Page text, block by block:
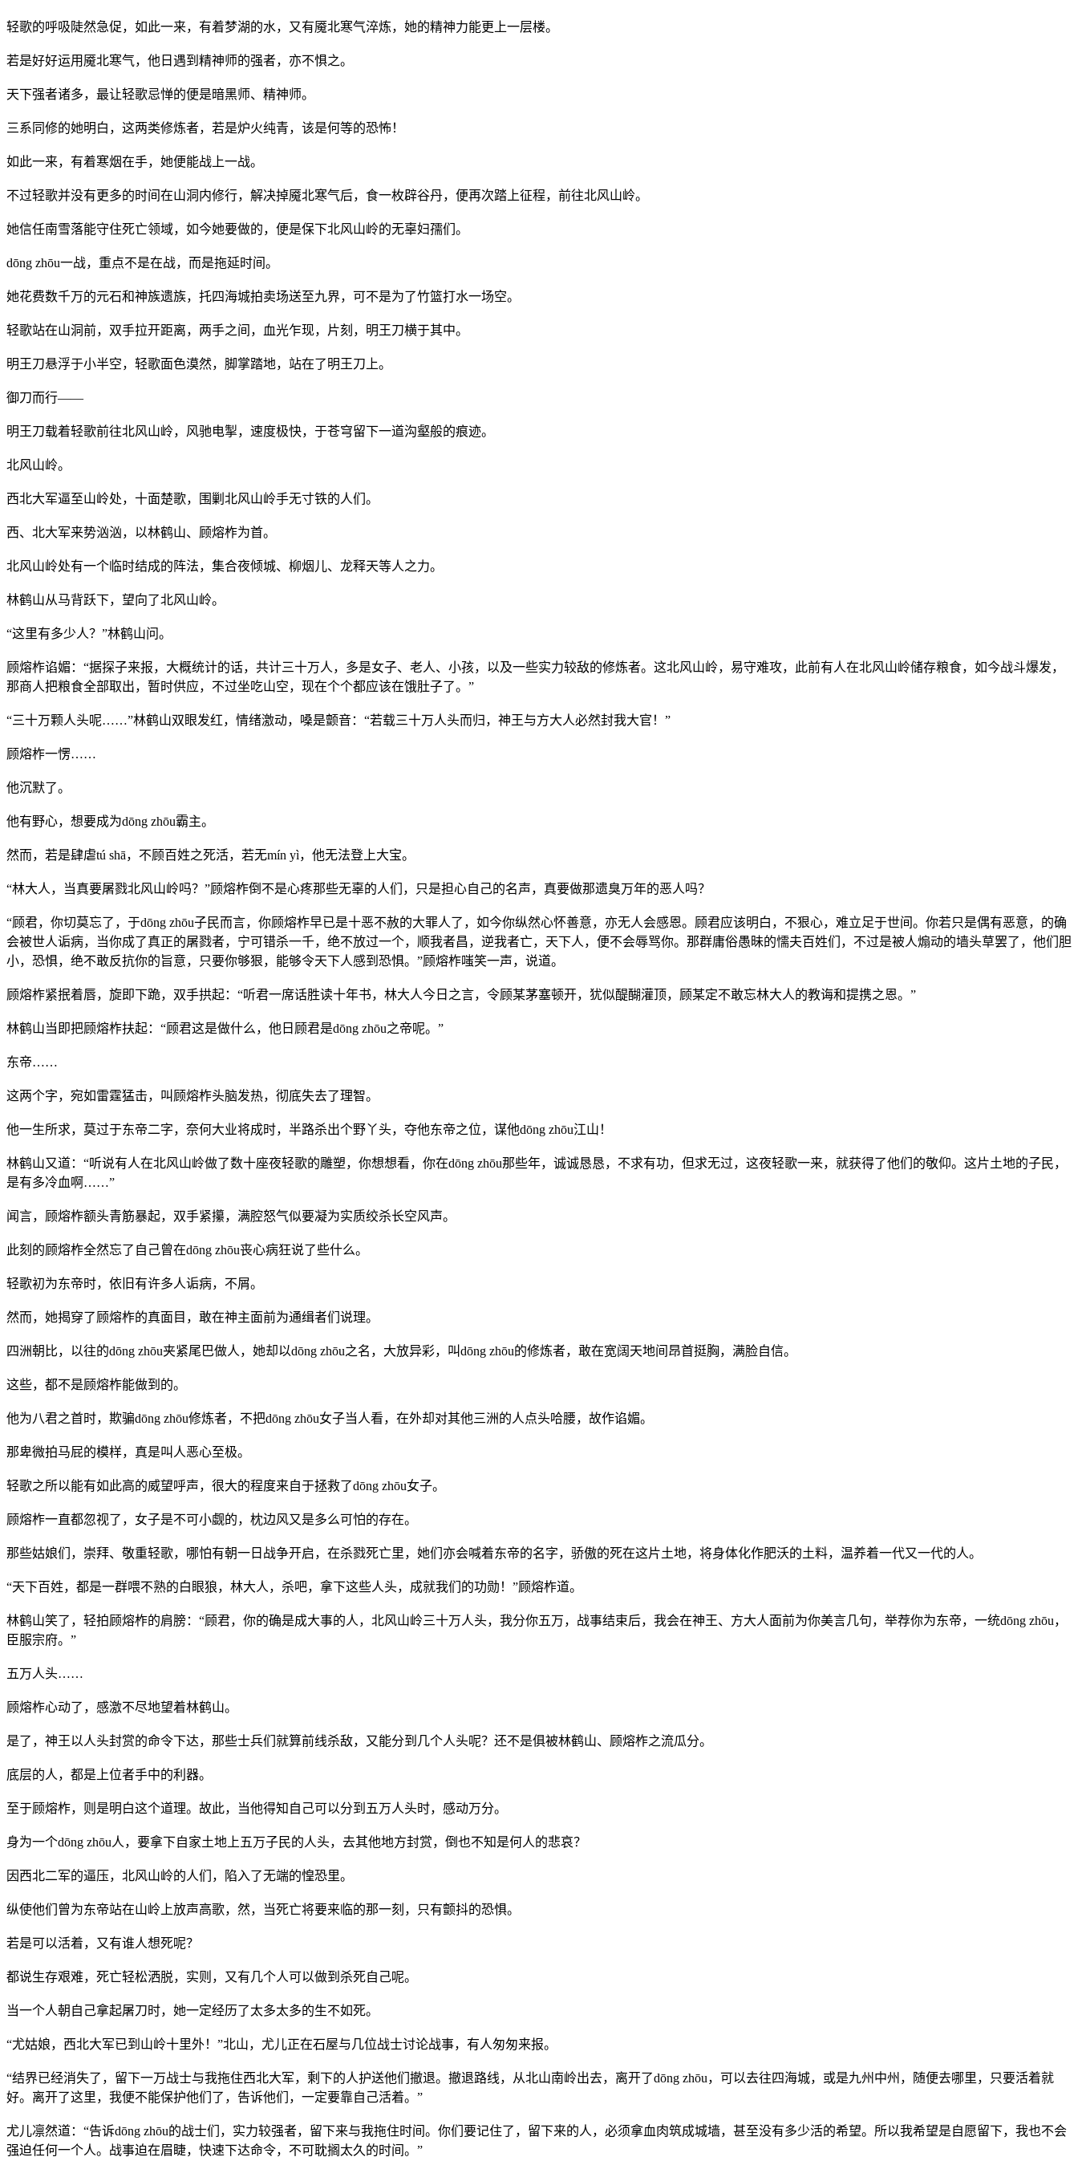
轻歌的呼吸陡然急促，如此一来，有着梦湖的水，又有魇北寒气淬炼，她的精神力能更上一层楼。
若是好好运用魇北寒气，他日遇到精神师的强者，亦不惧之。
天下强者诸多，最让轻歌忌惮的便是暗黑师、精神师。
三系同修的她明白，这两类修炼者，若是炉火纯青，该是何等的恐怖！
如此一来，有着寒烟在手，她便能战上一战。
不过轻歌并没有更多的时间在山洞内修行，解决掉魇北寒气后，食一枚辟谷丹，便再次踏上征程，前往北风山岭。
她信任南雪落能守住死亡领域，如今她要做的，便是保下北风山岭的无辜妇孺们。
dōng zhōu一战，重点不是在战，而是拖延时间。
她花费数千万的元石和神族遗族，托四海城拍卖场送至九界，可不是为了竹篮打水一场空。
轻歌站在山洞前，双手拉开距离，两手之间，血光乍现，片刻，明王刀横于其中。
明王刀悬浮于小半空，轻歌面色漠然，脚掌踏地，站在了明王刀上。
御刀而行——
明王刀载着轻歌前往北风山岭，风驰电掣，速度极快，于苍穹留下一道沟壑般的痕迹。
北风山岭。
西北大军逼至山岭处，十面楚歌，围剿北风山岭手无寸铁的人们。
西、北大军来势汹汹，以林鹤山、顾熔柞为首。
北风山岭处有一个临时结成的阵法，集合夜倾城、柳烟儿、龙释天等人之力。
林鹤山从马背跃下，望向了北风山岭。
“这里有多少人？”林鹤山问。
顾熔柞谄媚：“据探子来报，大概统计的话，共计三十万人，多是女子、老人、小孩，以及一些实力较敌的修炼者。这北风山岭，易守难攻，此前有人在北风山岭储存粮食，如今战斗爆发，
那商人把粮食全部取出，暂时供应，不过坐吃山空，现在个个都应该在饿肚子了。”
“三十万颗人头呢……”林鹤山双眼发红，情绪激动，嗓是颤音：“若载三十万人头而归，神王与方大人必然封我大官！”
顾熔柞一愣……
他沉默了。
他有野心，想要成为dōng zhōu霸主。
然而，若是肆虐tú shā，不顾百姓之死活，若无mín yì，他无法登上大宝。
“林大人，当真要屠戮北风山岭吗？”顾熔柞倒不是心疼那些无辜的人们，只是担心自己的名声，真要做那遗臭万年的恶人吗？
“顾君，你切莫忘了，于dōng zhōu子民而言，你顾熔柞早已是十恶不赦的大罪人了，如今你纵然心怀善意，亦无人会感恩。顾君应该明白，不狠心，难立足于世间。你若只是偶有恶意，的确
会被世人诟病，当你成了真正的屠戮者，宁可错杀一千，绝不放过一个，顺我者昌，逆我者亡，天下人，便不会辱骂你。那群庸俗愚昧的懦夫百姓们，不过是被人煽动的墙头草罢了，他们胆
小，恐惧，绝不敢反抗你的旨意，只要你够狠，能够令天下人感到恐惧。”顾熔柞嗤笑一声，说道。
顾熔柞紧抿着唇，旋即下跪，双手拱起：“听君一席话胜读十年书，林大人今日之言，令顾某茅塞顿开，犹似醍醐灌顶，顾某定不敢忘林大人的教诲和提携之恩。”
林鹤山当即把顾熔柞扶起：“顾君这是做什么，他日顾君是dōng zhōu之帝呢。”
东帝……
这两个字，宛如雷霆猛击，叫顾熔柞头脑发热，彻底失去了理智。
他一生所求，莫过于东帝二字，奈何大业将成时，半路杀出个野丫头，夺他东帝之位，谋他dōng zhōu江山！
林鹤山又道：“听说有人在北风山岭做了数十座夜轻歌的雕塑，你想想看，你在dōng zhōu那些年，诚诚恳恳，不求有功，但求无过，这夜轻歌一来，就获得了他们的敬仰。这片土地的子民，
是有多冷血啊……”
闻言，顾熔柞额头青筋暴起，双手紧攥，满腔怒气似要凝为实质绞杀长空风声。
此刻的顾熔柞全然忘了自己曾在dōng zhōu丧心病狂说了些什么。
轻歌初为东帝时，依旧有许多人诟病，不屑。
然而，她揭穿了顾熔柞的真面目，敢在神主面前为通缉者们说理。
四洲朝比，以往的dōng zhōu夹紧尾巴做人，她却以dōng zhōu之名，大放异彩，叫dōng zhōu的修炼者，敢在宽阔天地间昂首挺胸，满脸自信。
这些，都不是顾熔柞能做到的。
他为八君之首时，欺骗dōng zhōu修炼者，不把dōng zhōu女子当人看，在外却对其他三洲的人点头哈腰，故作谄媚。
那卑微拍马屁的模样，真是叫人恶心至极。
轻歌之所以能有如此高的威望呼声，很大的程度来自于拯救了dōng zhōu女子。
顾熔柞一直都忽视了，女子是不可小觑的，枕边风又是多么可怕的存在。
那些姑娘们，崇拜、敬重轻歌，哪怕有朝一日战争开启，在杀戮死亡里，她们亦会喊着东帝的名字，骄傲的死在这片土地，将身体化作肥沃的土料，温养着一代又一代的人。
“天下百姓，都是一群喂不熟的白眼狼，林大人，杀吧，拿下这些人头，成就我们的功勋！”顾熔柞道。
林鹤山笑了，轻拍顾熔柞的肩膀：“顾君，你的确是成大事的人，北风山岭三十万人头，我分你五万，战事结束后，我会在神王、方大人面前为你美言几句，举荐你为东帝，一统dōng zhōu，
臣服宗府。”
五万人头……
顾熔柞心动了，感激不尽地望着林鹤山。
是了，神王以人头封赏的命令下达，那些士兵们就算前线杀敌，又能分到几个人头呢？还不是俱被林鹤山、顾熔柞之流瓜分。
底层的人，都是上位者手中的利器。
至于顾熔柞，则是明白这个道理。故此，当他得知自己可以分到五万人头时，感动万分。
身为一个dōng zhōu人，要拿下自家土地上五万子民的人头，去其他地方封赏，倒也不知是何人的悲哀？
因西北二军的逼压，北风山岭的人们，陷入了无端的惶恐里。
纵使他们曾为东帝站在山岭上放声高歌，然，当死亡将要来临的那一刻，只有颤抖的恐惧。
若是可以活着，又有谁人想死呢？
都说生存艰难，死亡轻松洒脱，实则，又有几个人可以做到杀死自己呢。
当一个人朝自己拿起屠刀时，她一定经历了太多太多的生不如死。
“尤姑娘，西北大军已到山岭十里外！”北山，尤儿正在石屋与几位战士讨论战事，有人匆匆来报。
“结界已经消失了，留下一万战士与我拖住西北大军，剩下的人护送他们撤退。撤退路线，从北山南岭出去，离开了dōng zhōu，可以去往四海城，或是九州中州，随便去哪里，只要活着就
好。离开了这里，我便不能保护他们了，告诉他们，一定要靠自己活着。”
尤儿凛然道：“告诉dōng zhōu的战士们，实力较强者，留下来与我拖住时间。你们要记住了，留下来的人，必须拿血肉筑成城墙，甚至没有多少活的希望。所以我希望是自愿留下，我也不会
强迫任何一个人。战事迫在眉睫，快速下达命令，不可耽搁太久的时间。”